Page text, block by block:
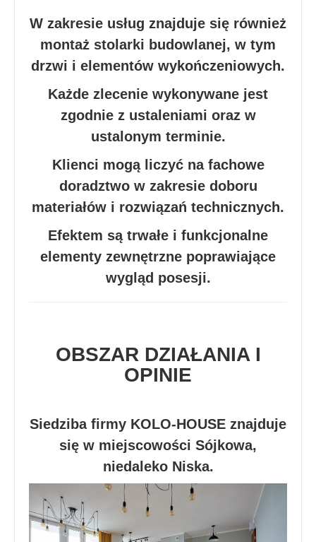
W zakresie usług znajduje się również
montaż stolarki budowlanej, w tym
drzwi i elementów wykończeniowych.
Każde zlecenie wykonywane jest
zgodnie z ustaleniami oraz w
ustalonym terminie.
Klienci mogą liczyć na fachowe
doradztwo w zakresie doboru
materiałów i rozwiązań technicznych.
Efektem są trwałe i funkcjonalne
elementy zewnętrzne poprawiające
wygląd posesji.
OBSZAR DZIAŁANIA I
OPINIE
Siedziba firmy KOLO-HOUSE znajduje
się w miejscowości Sójkowa,
niedaleko Niska.